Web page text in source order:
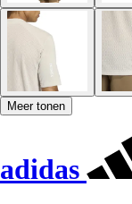
Meer tonen
adidas